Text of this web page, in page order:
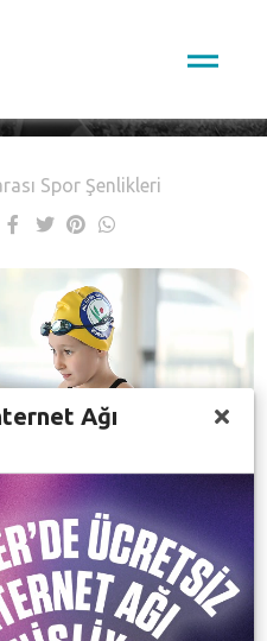
Spor Şenlikleri
koşmak için bir fırsat
salonları, pistler, sahalar
Ağı